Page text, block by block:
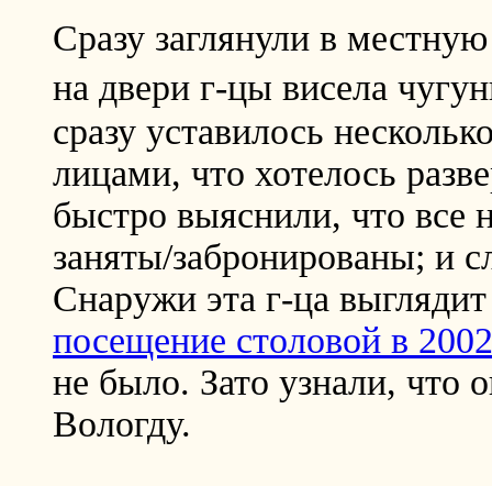
Сразу заглянули в
на двери г-цы висела
сразу уставилось
лицами, что хотелось
быстро выяснили, что все
заняты/забронированы; и
Снаружи эта г-ца
посещение столовой в
не было. Зато узнали, что
Вологду.